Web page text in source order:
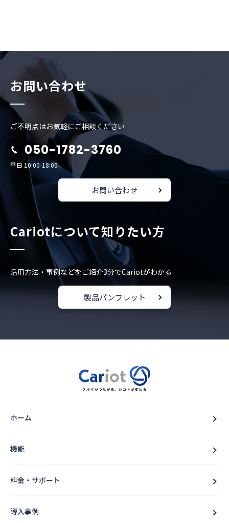
お問い合わせ
ご不明点はお気軽にご相談ください
050-1782-3760
平日 10:00-18:00
お問い合わせ
Cariotについて知りたい方
活用方法・事例などをご紹介3分でCariotがわかる
製品パンフレット
ホーム
機能
料金・サポート
導入事例